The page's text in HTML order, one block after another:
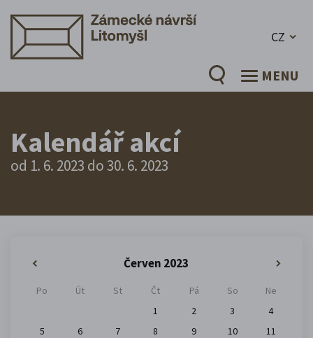
CZ
MENU
Kalendář akcí
od 1. 6. 2023 do 30. 6. 2023
Červen 2023
Po Út St Čt Pá So
Ne
1
2 3
4
5
6 7 8 9 10
11